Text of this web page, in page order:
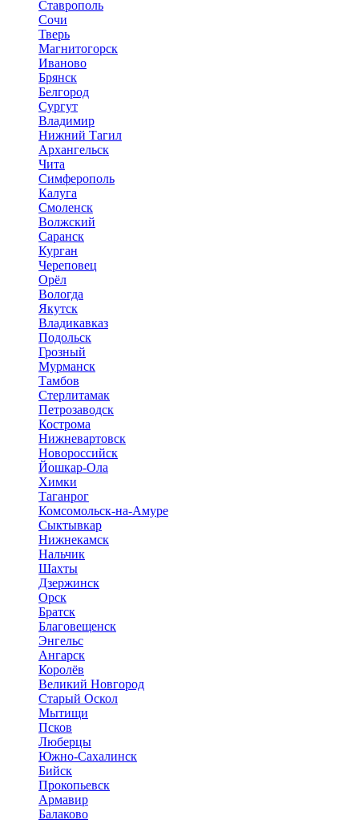
Ставрополь
Сочи
Тверь
Магнитогорск
Иваново
Брянск
Белгород
Сургут
Владимир
Нижний Тагил
Архангельск
Чита
Симферополь
Калуга
Смоленск
Волжский
Саранск
Курган
Череповец
Орёл
Вологда
Якутск
Владикавказ
Подольск
Грозный
Мурманск
Тамбов
Стерлитамак
Петрозаводск
Кострома
Нижневартовск
Новороссийск
Йошкар-Ола
Химки
Таганрог
Комсомольск-на-Амуре
Сыктывкар
Нижнекамск
Нальчик
Шахты
Дзержинск
Орск
Братск
Благовещенск
Энгельс
Ангарск
Королёв
Великий Новгород
Старый Оскол
Мытищи
Псков
Люберцы
Южно-Сахалинск
Бийск
Прокопьевск
Армавир
Балаково